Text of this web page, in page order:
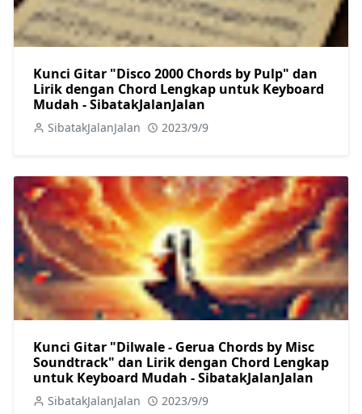
Kunci Gitar "Disco 2000 Chords by Pulp" dan
Lirik dengan Chord Lengkap untuk Keyboard
Mudah - SibatakJalanJalan
SibatakJalanJalan 2023/9/9
Kunci Gitar "Dilwale - Gerua Chords by Misc
Soundtrack" dan Lirik dengan Chord Lengkap
untuk Keyboard Mudah - SibatakJalanJalan
SibatakJalanJalan 2023/9/9